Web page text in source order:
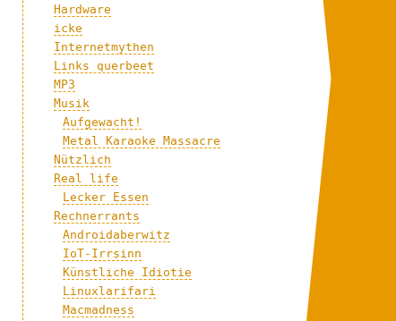
Hardware
icke
Internetmythen
Links querbeet
MP3
Musik
Aufgewacht!
Metal Karaoke Massacre
Nützlich
Real life
Lecker Essen
Rechnerrants
Androidaberwitz
IoT-Irrsinn
Künstliche Idiotie
Linuxlarifari
Macmadness